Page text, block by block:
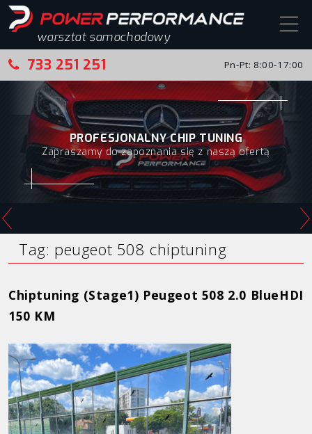
warsztat samochodowy
733 251 251 Pn-Pt: 8:00-17:00
Start
Chip tuning
Chip tuning – realizacje
Alfa Romeo
Fiat
Honda
Hyundai
Infiniti
PROFESJONALNY CHIP TUNING
Zapraszamy do zapoznania się z naszą ofertą
Tag: peugeot 508 chiptuning
Chiptuning (Stage1) Peugeot 508 2.0 BlueHDI
150 KM